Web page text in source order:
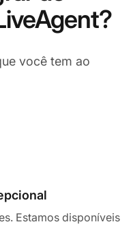
você tem ao
Estamos disponíveis